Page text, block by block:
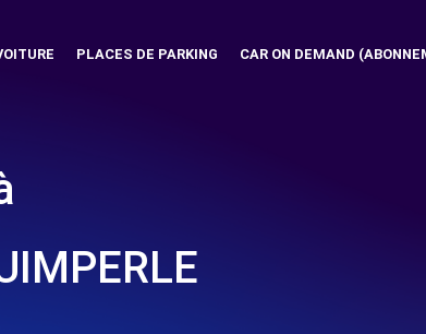
PLACES DE PARKING CAR ON DEMAND